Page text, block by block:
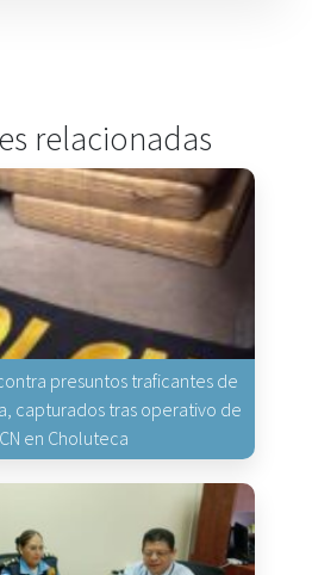
relacionadas
presuntos traficantes de
capturados tras operativo de
en Choluteca